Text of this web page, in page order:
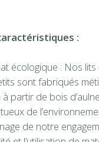
:
écologique : Nos
sont fabriqués
à partir de bois
de
de notre